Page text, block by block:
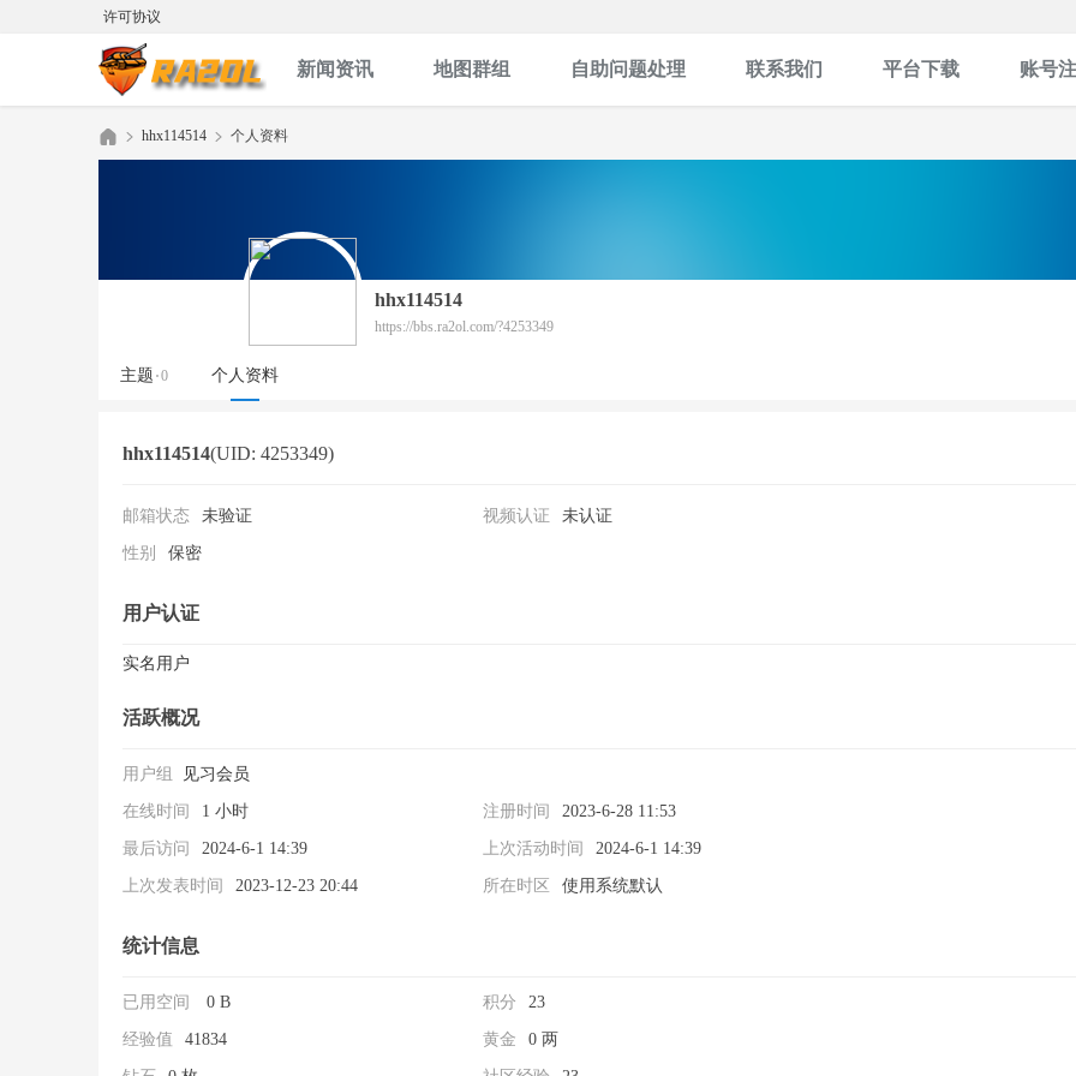
许可协议
新闻资讯 地图群组 自助问题处理 联系我们 平台下载 账号
hhx114514 个人资料
hhx114514
https://bbs.ra2ol.com/?4253349
主题 0 个人资料
hhx114514(UID: 4253349)
邮箱状态 未验证 视频认证 未认证
性别 保密
用户认证
实名用户
活跃概况
用户组 见习会员
在线时间 1 小时 注册时间 2023-6-28 11:53
最后访问 2024-6-1 14:39 上次活动时间 2024-6-1 14:39
上次发表时间 2023-12-23 20:44 所在时区 使用系统默认
统计信息
已用空间 0 B 积分 23
经验值 41834 黄金 0 两